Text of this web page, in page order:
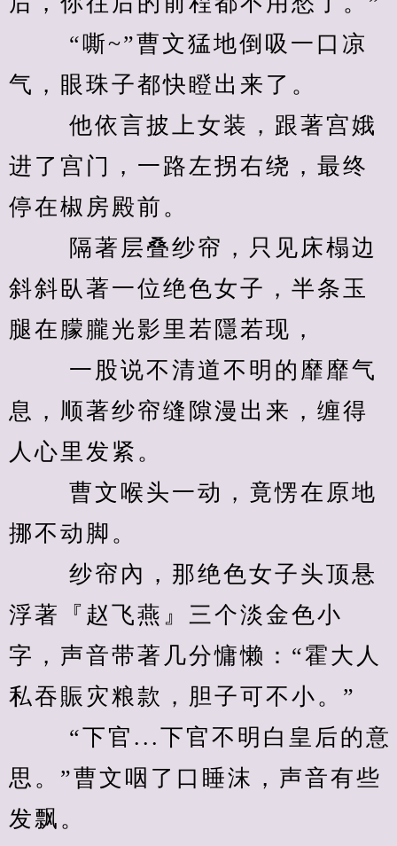
“嘶~”曹文猛地倒吸一口凉
气，眼珠子都快瞪出来了。
他依言披上女装，跟著宫娥
进了宫门，一路左拐右绕，最终
停在椒房殿前。
隔著层叠纱帘，只见床榻边
斜斜臥著一位绝色女子，半条玉
腿在朦朧光影里若隱若现，
一股说不清道不明的靡靡气
息，顺著纱帘缝隙漫出来，缠得
人心里发紧。
曹文喉头一动，竟愣在原地
挪不动脚。
纱帘內，那绝色女子头顶悬
浮著『赵飞燕』三个淡金色小
字，声音带著几分慵懒：“霍大人
私吞賑灾粮款，胆子可不小。”
“下官...下官不明白皇后的意
思。”曹文咽了口睡沫，声音有些
发飘。